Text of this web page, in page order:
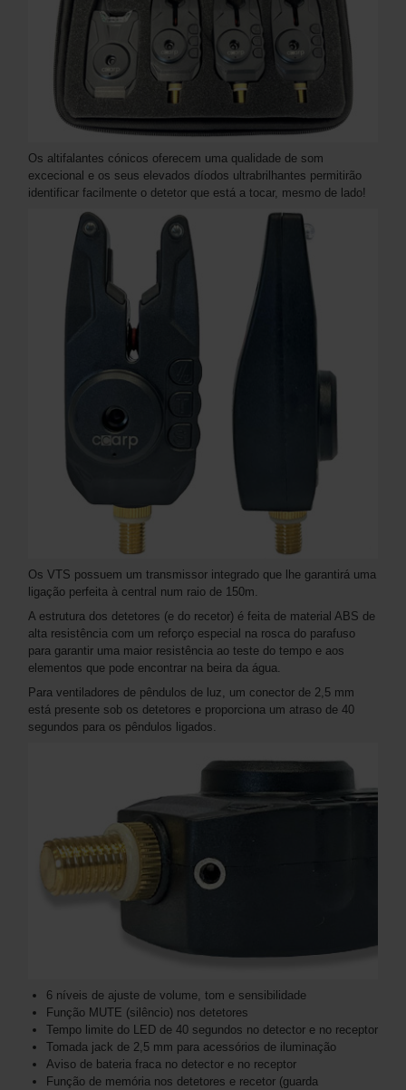
Os altifalantes cónicos oferecem uma qualidade de som
excecional e os seus elevados díodos ultrabrilhantes permitirão
identificar facilmente o detetor que está a tocar, mesmo de lado!
Os VTS possuem um transmissor integrado que lhe garantirá uma
ligação perfeita à central num raio de 150m.
A estrutura dos detetores (e do recetor) é feita de material ABS de
alta resistência com um reforço especial na rosca do parafuso
para garantir uma maior resistência ao teste do tempo e aos
elementos que pode encontrar na beira da água.
Para ventiladores de pêndulos de luz, um conector de 2,5 mm
está presente sob os detetores e proporciona um atraso de 40
segundos para os pêndulos ligados.
6 níveis de ajuste de volume, tom e sensibilidade
Função MUTE (silêncio) nos detetores
Tempo limite do LED de 40 segundos no detector e no receptor
Tomada jack de 2,5 mm para acessórios de iluminação
Aviso de bateria fraca no detector e no receptor
Função de memória nos detetores e recetor (guarda